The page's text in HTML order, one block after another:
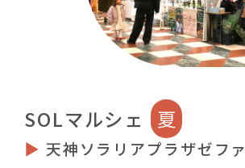
SOLマルシェ 夏
▶︎ 天神ソラリアプラザゼファ